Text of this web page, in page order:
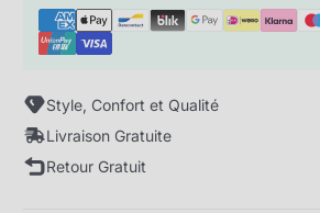
Style, Confort et Qualité
Livraison Gratuite
Retour Gratuit